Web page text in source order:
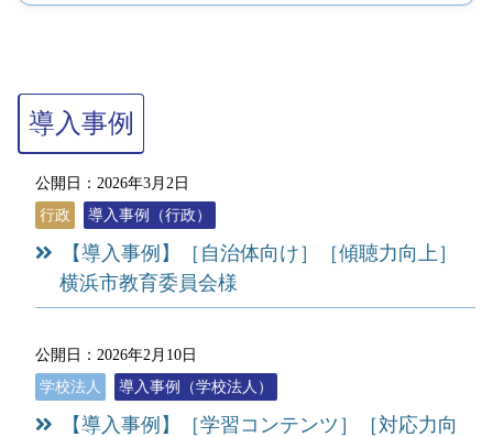
導入事例
公開日：2026年3月2日
行政
導入事例（行政）
【導入事例】［自治体向け］［傾聴力向上］
横浜市教育委員会様
公開日：2026年2月10日
学校法人
導入事例（学校法人）
【導入事例】［学習コンテンツ］［対応力向